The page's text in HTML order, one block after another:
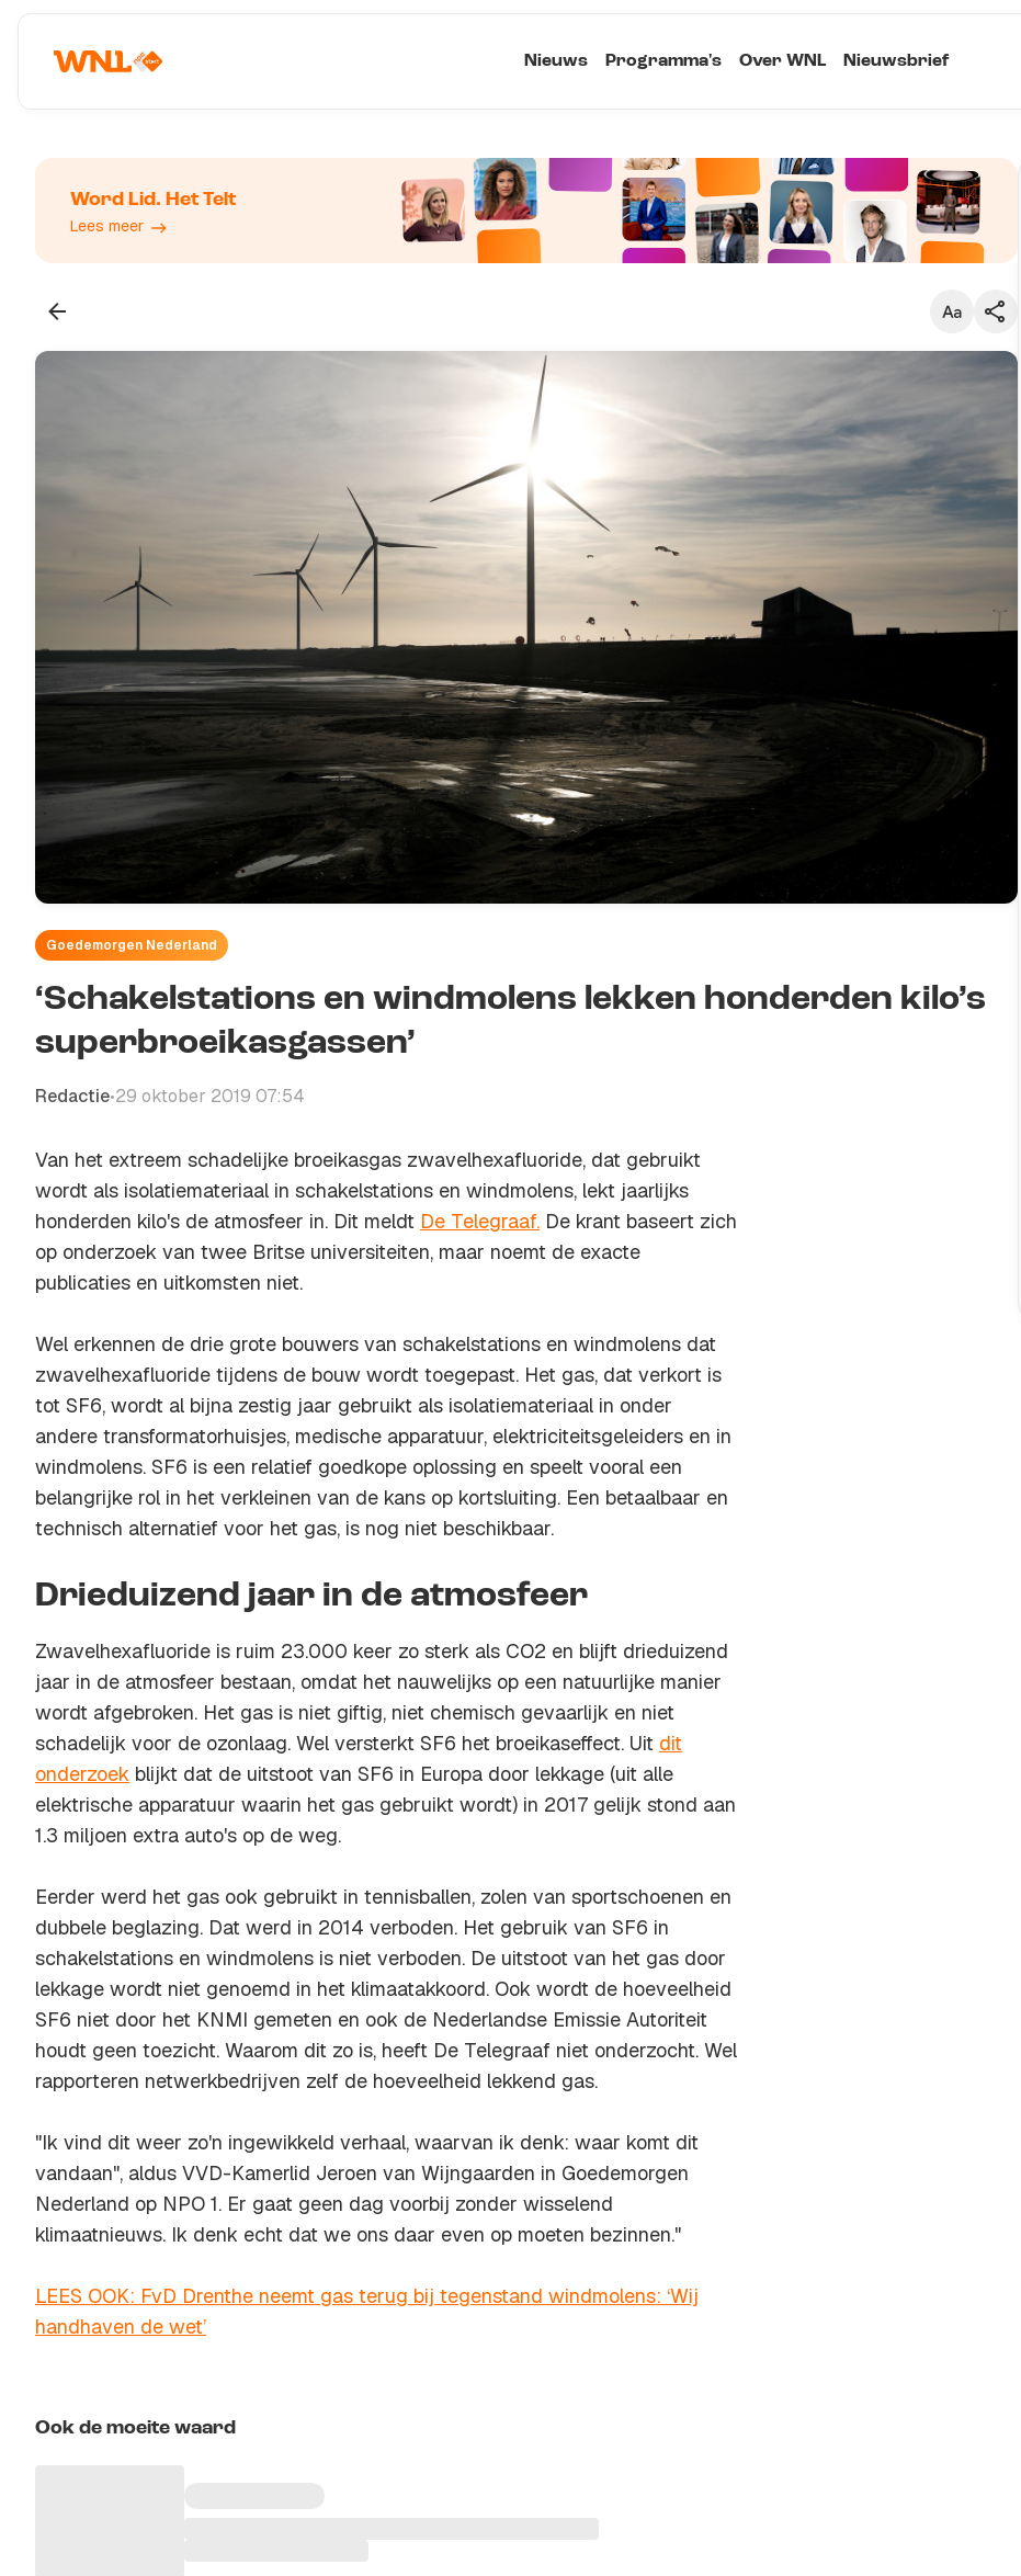
Nieuws Programma's Over WNL Nieuwsbrief
Word Lid. Het Telt
Lees meer
Standaard
Groot
Kopieer link
Goedemorgen Nederland
‘Schakelstations en windmolens lekken honderden kilo’s
superbroeikasgassen’
Redactie•29 oktober 2019 07:54
Van het extreem schadelijke broeikasgas zwavelhexafluoride, dat gebruikt
wordt als isolatiemateriaal in schakelstations en windmolens, lekt jaarlijks
honderden kilo's de atmosfeer in. Dit meldt De Telegraaf. De krant baseert zich
op onderzoek van twee Britse universiteiten, maar noemt de exacte
publicaties en uitkomsten niet.
Wel erkennen de drie grote bouwers van schakelstations en windmolens dat
zwavelhexafluoride tijdens de bouw wordt toegepast. Het gas, dat verkort is
tot SF6, wordt al bijna zestig jaar gebruikt als isolatiemateriaal in onder
andere transformatorhuisjes, medische apparatuur, elektriciteitsgeleiders en in
windmolens. SF6 is een relatief goedkope oplossing en speelt vooral een
belangrijke rol in het verkleinen van de kans op kortsluiting. Een betaalbaar en
technisch alternatief voor het gas, is nog niet beschikbaar.
Drieduizend jaar in de atmosfeer
Zwavelhexafluoride is ruim 23.000 keer zo sterk als CO2 en blijft drieduizend
jaar in de atmosfeer bestaan, omdat het nauwelijks op een natuurlijke manier
wordt afgebroken. Het gas is niet giftig, niet chemisch gevaarlijk en niet
schadelijk voor de ozonlaag. Wel versterkt SF6 het broeikaseffect. Uit dit
onderzoek blijkt dat de uitstoot van SF6 in Europa door lekkage (uit alle
elektrische apparatuur waarin het gas gebruikt wordt) in 2017 gelijk stond aan
1.3 miljoen extra auto's op de weg.
Eerder werd het gas ook gebruikt in tennisballen, zolen van sportschoenen en
dubbele beglazing. Dat werd in 2014 verboden. Het gebruik van SF6 in
schakelstations en windmolens is niet verboden. De uitstoot van het gas door
lekkage wordt niet genoemd in het klimaatakkoord. Ook wordt de hoeveelheid
SF6 niet door het KNMI gemeten en ook de Nederlandse Emissie Autoriteit
houdt geen toezicht. Waarom dit zo is, heeft De Telegraaf niet onderzocht. Wel
rapporteren netwerkbedrijven zelf de hoeveelheid lekkend gas.
"Ik vind dit weer zo'n ingewikkeld verhaal, waarvan ik denk: waar komt dit
vandaan", aldus VVD-Kamerlid Jeroen van Wijngaarden in Goedemorgen
Nederland op NPO 1. Er gaat geen dag voorbij zonder wisselend
klimaatnieuws. Ik denk echt dat we ons daar even op moeten bezinnen."
LEES OOK: FvD Drenthe neemt gas terug bij tegenstand windmolens: ‘Wij
handhaven de wet’
Ook de moeite waard